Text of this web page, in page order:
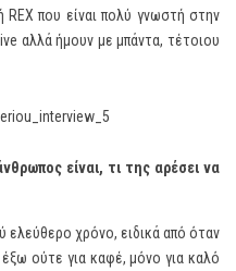
REX που είναι πολύ γνωστή στην
αλλά ήμουν με μπάντα, τέτοιου
είναι, τι της αρέσει να
χρόνο, ειδικά από όταν
ούτε για καφέ, μόνο για καλό